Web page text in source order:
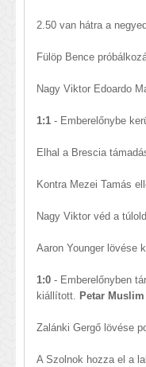
2.50 van hátra a
Fülöp Bence
Nagy Viktor Edoardo
1:1 - Emberelőnybe
Elhal a Brescia
Kontra Mezei Tamás
Nagy Viktor véd a
Aaron Younger lövése
1:0 - Emberelőnyben
kiállított.
Petar Muslim
Zalánki Gergő lövése
A Szolnok hozza el a